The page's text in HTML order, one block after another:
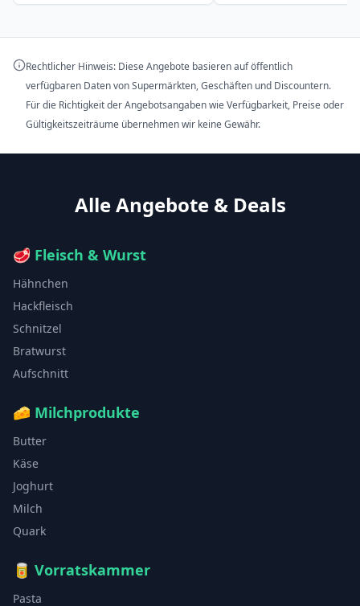
Rechtlicher Hinweis: Diese Angebote basieren auf öffentlich
verfügbaren Daten von Supermärkten, Geschäften und Discountern.
Für die Richtigkeit der Angebotsangaben wie Verfügbarkeit, Preise oder
Gültigkeitszeiträume übernehmen wir keine Gewähr.
Alle Angebote & Deals
🥩 Fleisch & Wurst
Hähnchen
Hackfleisch
Schnitzel
Bratwurst
Aufschnitt
🧀 Milchprodukte
Butter
Käse
Joghurt
Milch
Quark
🥫 Vorratskammer
Pasta